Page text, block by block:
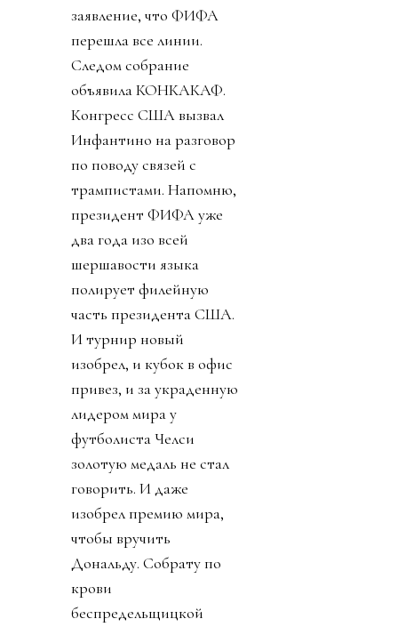
заявление, что ФИФА
перешла все линии.
Следом собрание
объявила КОНКАКАФ.
Конгресс США вызвал
Инфантино на разговор
по поводу связей с
трампистами. Напомню,
президент ФИФА уже
два года изо всей
шершавости языка
полирует филейную
часть президента США.
И турнир новый
изобрел, и кубок в офис
привез, и за украденную
лидером мира у
футболиста Челси
золотую медаль не стал
говорить. И даже
изобрел премию мира,
чтобы вручить
Дональду. Собрату по
крови
беспредельщицкой